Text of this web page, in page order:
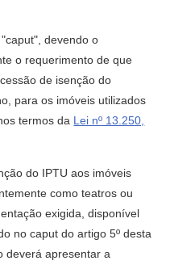
devendo o
o requerimento de que
de isenção do
para os imóveis utilizados
termos da Lei nº 13.250,
do IPTU aos imóveis
como teatros ou
exigida, disponível
caput do artigo 5º desta
deverá apresentar a